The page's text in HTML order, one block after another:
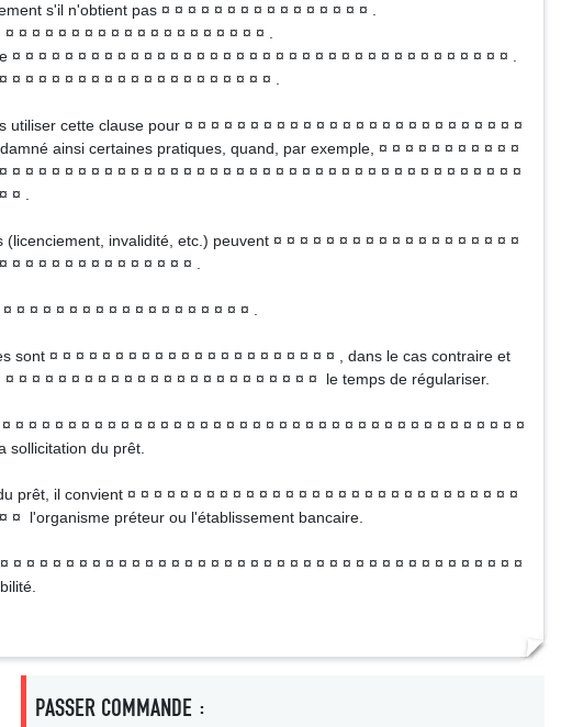
s'il n'obtient pas ¤ ¤ ¤ ¤ ¤ ¤ ¤ ¤ ¤ ¤ ¤ ¤ ¤ ¤ ¤ ¤ .
¤ ¤ ¤ ¤ ¤ ¤ ¤ ¤ ¤ ¤ ¤ ¤ ¤ ¤ ¤ ¤ ¤ ¤ ¤ .
¤ ¤ ¤ ¤ ¤ ¤ ¤ ¤ ¤ ¤ ¤ ¤ ¤ ¤ ¤ ¤ ¤ ¤ ¤ ¤ ¤ ¤ ¤ ¤ ¤ ¤ ¤ ¤ ¤ ¤ ¤ ¤ ¤ ¤ ¤ ¤ ¤ ¤ .
¤ ¤ ¤ ¤ ¤ ¤ ¤ ¤ ¤ ¤ ¤ ¤ ¤ ¤ ¤ ¤ ¤ ¤ ¤ ¤ .
utiliser cette clause pour ¤ ¤ ¤ ¤ ¤ ¤ ¤ ¤ ¤ ¤ ¤ ¤ ¤ ¤ ¤ ¤ ¤ ¤ ¤ ¤ ¤ ¤ ¤ ¤ ¤ ¤
ainsi certaines pratiques, quand, par exemple, ¤ ¤ ¤ ¤ ¤ ¤ ¤ ¤ ¤ ¤ ¤
¤ ¤ ¤ ¤ ¤ ¤ ¤ ¤ ¤ ¤ ¤ ¤ ¤ ¤ ¤ ¤ ¤ ¤ ¤ ¤ ¤ ¤ ¤ ¤ ¤ ¤ ¤ ¤ ¤ ¤ ¤ ¤ ¤ ¤ ¤ ¤ ¤ ¤ ¤
¤ .
invalidité, etc.) peuvent ¤ ¤ ¤ ¤ ¤ ¤ ¤ ¤ ¤ ¤ ¤ ¤ ¤ ¤ ¤ ¤ ¤ ¤ ¤
¤ ¤ ¤ ¤ ¤ ¤ ¤ ¤ ¤ ¤ ¤ ¤ ¤ ¤ .
¤ ¤ ¤ ¤ ¤ ¤ ¤ ¤ ¤ ¤ ¤ ¤ ¤ ¤ ¤ ¤ ¤ ¤ .
sont ¤ ¤ ¤ ¤ ¤ ¤ ¤ ¤ ¤ ¤ ¤ ¤ ¤ ¤ ¤ ¤ ¤ ¤ ¤ ¤ ¤ ¤ , dans le cas contraire et
¤ ¤ ¤ ¤ ¤ ¤ ¤ ¤ ¤ ¤ ¤ ¤ ¤ ¤ ¤ ¤ ¤ ¤ ¤ ¤ ¤ ¤ ¤ le temps de régulariser.
¤ ¤ ¤ ¤ ¤ ¤ ¤ ¤ ¤ ¤ ¤ ¤ ¤ ¤ ¤ ¤ ¤ ¤ ¤ ¤ ¤ ¤ ¤ ¤ ¤ ¤ ¤ ¤ ¤ ¤ ¤ ¤ ¤ ¤ ¤ ¤ ¤ ¤ ¤
sollicitation du prêt.
prêt, il convient ¤ ¤ ¤ ¤ ¤ ¤ ¤ ¤ ¤ ¤ ¤ ¤ ¤ ¤ ¤ ¤ ¤ ¤ ¤ ¤ ¤ ¤ ¤ ¤ ¤ ¤ ¤ ¤ ¤ ¤
¤ l'organisme préteur ou l'établissement bancaire.
¤ ¤ ¤ ¤ ¤ ¤ ¤ ¤ ¤ ¤ ¤ ¤ ¤ ¤ ¤ ¤ ¤ ¤ ¤ ¤ ¤ ¤ ¤ ¤ ¤ ¤ ¤ ¤ ¤ ¤ ¤ ¤ ¤ ¤ ¤ ¤ ¤ ¤ ¤
PASSER COMMANDE :